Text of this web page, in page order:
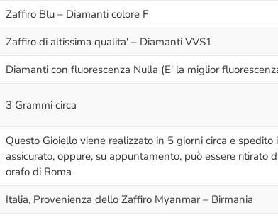
Zaffiro Blu – Diamanti colore F
Zaffiro di altissima qualita' – Diamanti VVS1
Diamanti con fluorescenza Nulla (E' la miglior
3 Grammi circa
Questo Gioiello viene realizzato in 5 giorni circa e
assicurato, oppure, su appuntamento, può essere ritirato
orafo di Roma
Italia, Provenienza dello Zaffiro Myanmar – Birmania